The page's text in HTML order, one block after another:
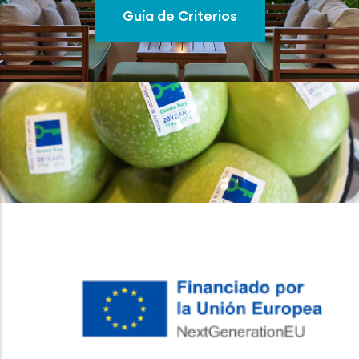
Guía de Criterios